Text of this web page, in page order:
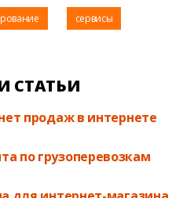
сервисы
СТАТЬИ
продаж в интернете
по грузоперевозкам